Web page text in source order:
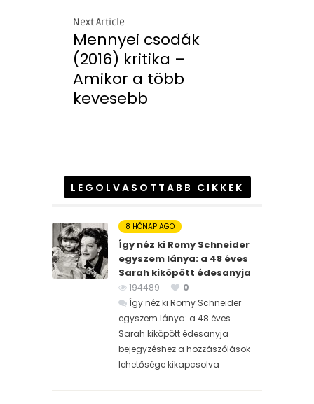
Next Article
Mennyei csodák
(2016) kritika –
Amikor a több
kevesebb
LEGOLVASOTTABB CIKKEK
8 HÓNAP AGO
Így néz ki Romy Schneider
egyszem lánya: a 48 éves
Sarah kiköpött édesanyja
194489
0
Így néz ki Romy Schneider
egyszem lánya: a 48 éves
Sarah kiköpött édesanyja
bejegyzéshez a hozzászólások
lehetősége kikapcsolva